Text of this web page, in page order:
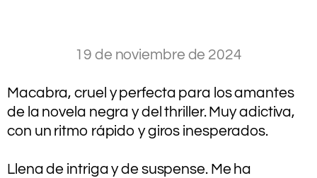
19 de noviembre de 2024
Macabra, cruel y perfecta para los amantes
de la novela negra y del thriller. Muy adictiva,
con un ritmo rápido y giros inesperados.
Llena de intriga y de suspense. Me ha